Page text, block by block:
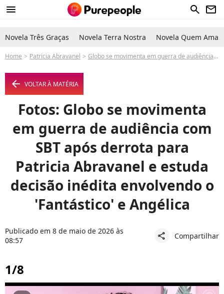
menu search newsletter
Novela Três Graças Novela Terra Nostra Novela Quem Ama
Home Patricia Abravanel Globo se movimenta em guerra de audiência com SBT após derrota para Patricia Abravanel e estuda decisão inédita envolvendo o 'Fantástico' e Angélica
arrow_left VOLTAR À MATÉRIA
Fotos: Globo se movimenta
em guerra de audiência com
SBT após derrota para
Patricia Abravanel e estuda
decisão inédita envolvendo o
'Fantástico' e Angélica
Publicado em 8 de maio de 2026 às
08:57
share Compartilhar
1/8